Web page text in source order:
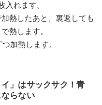
入れます。
熱したあと、裏返しても
熱します。
加熱します。
」はサックサク！青
らない